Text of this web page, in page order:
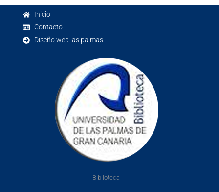
Inicio
Contacto
Diseño web las palmas
Biblioteca